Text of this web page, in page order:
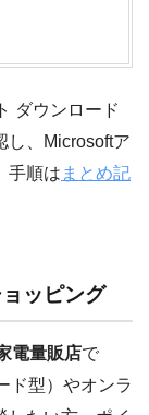
ダウンロード
し、Microsoftア
手順は まとめ記
ッピング
電量販店で
ド型）やオンラ